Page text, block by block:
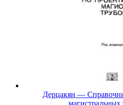
Дерцакян —